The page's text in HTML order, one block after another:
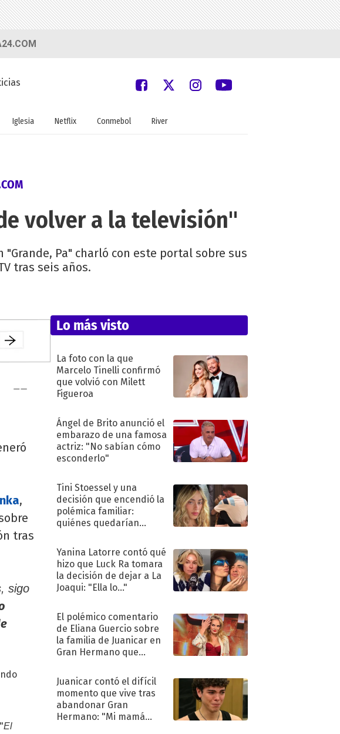
Iglesia Netflix Conmebol River
volver a la televisión"
Pa" charló con este portal sobre sus
tras seis años.
,
tras
sigo
El
Lo más visto
La foto con la que
Marcelo Tinelli confirmó
que volvió con Milett
Figueroa
Ángel de Brito anunció el
embarazo de una famosa
actriz: "No sabían cómo
esconderlo"
Tini Stoessel y una
decisión que encendió la
polémica familiar:
quiénes quedarían
Yanina Latorre contó qué
hizo que Luck Ra tomara
la decisión de dejar a La
Joaqui: "Ella lo..."
El polémico comentario
de Eliana Guercio sobre
la familia de Juanicar en
Gran Hermano que
Juanicar contó el difícil
momento que vive tras
abandonar Gran
Hermano: "Mi mamá